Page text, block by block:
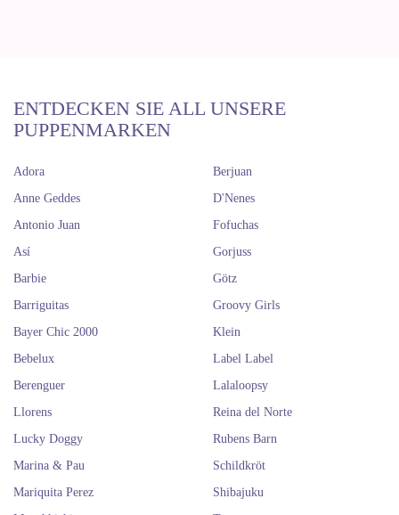
ENTDECKEN SIE ALL UNSERE
PUPPENMARKEN
Adora
Anne Geddes
Antonio Juan
Así
Barbie
Barriguitas
Bayer Chic 2000
Bebelux
Berenguer
Berjuan
D'Nenes
Fofuchas
Gorjuss
Götz
Groovy Girls
Klein
Label Label
Lalaloopsy
Llorens
Lucky Doggy
Marina & Pau
Mariquita Perez
Reina del Norte
Rubens Barn
Schildkröt
Shibajuku